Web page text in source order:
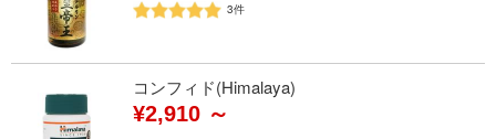
3件
コンフィド(Himalaya)
¥2,910 ～